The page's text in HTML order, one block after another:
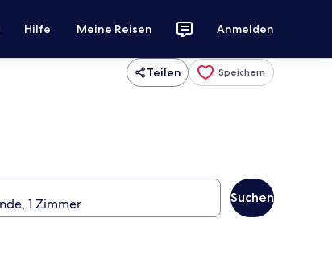
Hilfe Meine Reisen Anmelden
Teilen Speichern
Suchen